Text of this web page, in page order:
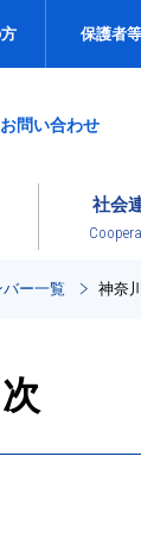
保護者
お問い合わせ
社会
ー一覧 神奈